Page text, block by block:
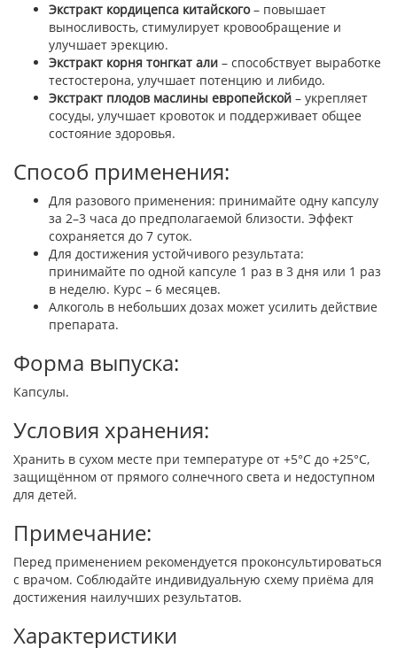
Экстракт кордицепса китайского– повышает
выносливость, стимулирует кровообращение и
улучшает эрекцию.
Экстракт корня тонгкат али – способствует выработке
тестостерона, улучшает потенцию и либидо.
Экстракт плодов маслины европейской – укрепляет
сосуды, улучшает кровоток и поддерживает общее
состояние здоровья.
Способ применения:
Для разового применения: принимайте одну капсулу
за 2–3 часа до предполагаемой близости. Эффект
сохраняется до 7 суток.
Для достижения устойчивого результата:
принимайте по одной капсуле 1 раз в 3 дня или 1 раз
в неделю. Курс – 6 месяцев.
Алкоголь в небольших дозах может усилить действие
препарата.
Форма выпуска:
Капсулы.
Условия хранения:
Хранить в сухом месте при температуре от +5°C до +25°C,
защищённом от прямого солнечного света и недоступном
для детей.
Примечание:
Перед применением рекомендуется проконсультироваться
с врачом. Соблюдайте индивидуальную схему приёма для
достижения наилучших результатов.
Характеристики